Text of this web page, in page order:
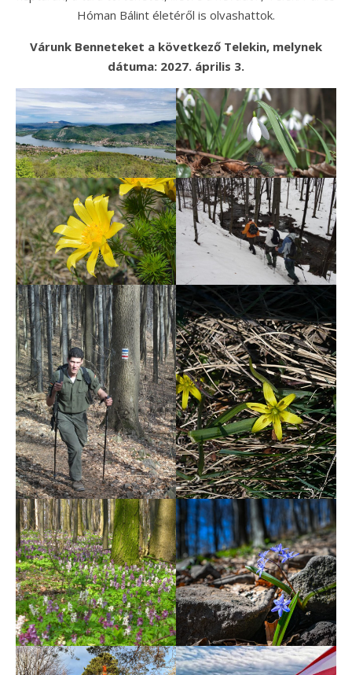
Hóman Bálint életéről is olvashattok.
Várunk Benneteket a következő Telekin, melynek
dátuma: 2027. április 3.